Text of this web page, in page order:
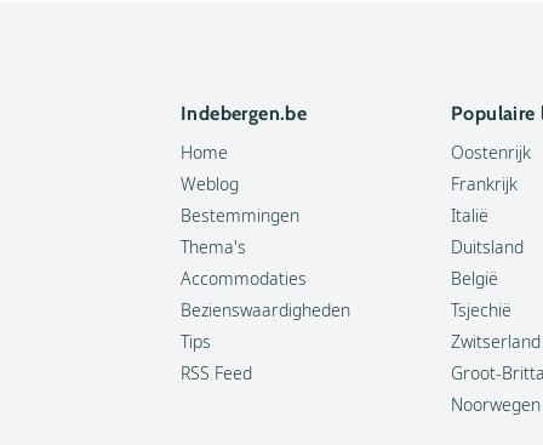
Indebergen.be
Home
Weblog
Bestemmingen
Thema's
Accommodaties
Bezienswaardigheden
Tips
RSS Feed
Populaire
Oostenrijk
Frankrijk
Italië
Duitsland
België
Tsjechië
Zwitserland
Groot-
Noorwegen